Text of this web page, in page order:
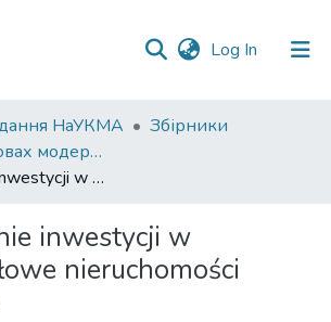
Log In (current)
НаУКМА
Збірники
Фінанси в умовах модернізації регіональної економіки: збірник матеріалів
Finansowanie inwestycji w poprzemysłowe nieruchomości zabytkowe
inwestycji w
nieruchomości